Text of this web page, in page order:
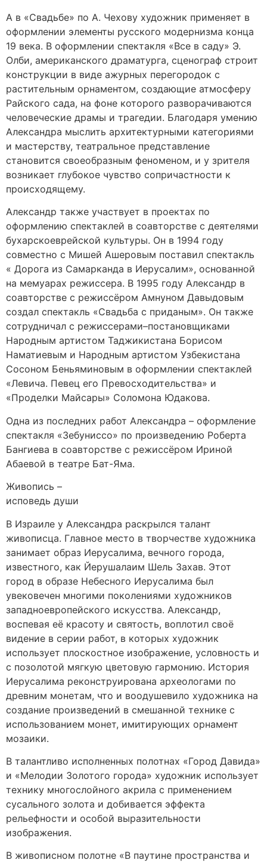
А в «Свадьбе» по А. Чехову художник применяет в
оформлении элементы русского модернизма конца
19 века. В оформлении спектакля «Все в саду» Э.
Олби, американского драматурга, сценограф строит
конструкции в виде ажурных перегородок с
растительным орнаментом, создающие атмосферу
Райского сада, на фоне которого разворачиваются
человеческие драмы и трагедии. Благодаря умению
Александра мыслить архитектурными категориями
и мастерству, театральное представление
становится своеобразным феноменом, и у зрителя
возникает глубокое чувство сопричастности к
происходящему.
Александр также участвует в проектах по
оформлению спектаклей в соавторстве с деятелями
бухарскоеврейской культуры. Он в 1994 году
совместно с Мишей Ашеровым поставил спектакль
« Дорога из Самарканда в Иерусалим», основанной
на мемуарах режиссера. В 1995 году Александр в
соавторстве с режиссёром Амнуном Давыдовым
создал спектакль «Свадьба с приданым». Он также
сотрудничал с режиссерами–постановщиками
Народным артистом Таджикистана Борисом
Наматиевым и Народным артистом Узбекистана
Сосоном Беньяминовым в оформлении спектаклей
«Левича. Певец его Превосходительства» и
«Проделки Майсары» Соломона Юдакова.
Одна из последних работ Александра – оформление
спектакля «Зебуниссо» по произведению Роберта
Бангиева в соавторстве с режиссёром Ириной
Абаевой в театре Бат-Яма.
Живопись –
исповедь души
В Израиле у Александра раскрылся талант
живописца. Главное место в творчестве художника
занимает образ Иерусалима, вечного города,
известного, как Йерушалаим Шель Захав. Этот
город в образе Небесного Иерусалима был
увековечен многими поколениями художников
западноевропейского искусства. Александр,
воспевая её красоту и святость, воплотил своё
видение в серии работ, в которых художник
использует плоскостное изображение, условность и
с позолотой мягкую цветовую гармонию. История
Иерусалима реконструирована археологами по
древним монетам, что и воодушевило художника на
создание произведений в смешанной технике с
использованием монет, имитирующих орнамент
мозаики.
В талантливо исполненных полотнах «Город Давида»
и «Мелодии Золотого города» художник использует
технику многослойного акрила с применением
сусального золота и добивается эффекта
рельефности и особой выразительности
изображения.
В живописном полотне «В паутине пространства и